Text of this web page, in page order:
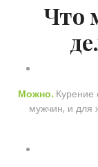
Что
Можно.
мужчин, и для